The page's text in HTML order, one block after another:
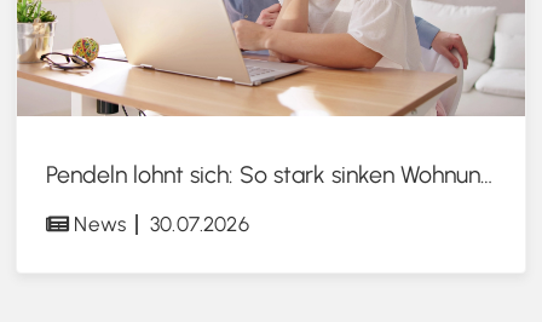
Pendeln lohnt sich: So stark sinken Wohnungspreise im Umland
News 30.07.2026